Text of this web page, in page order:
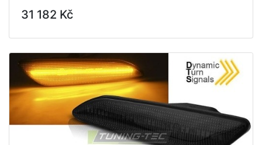
31 182 Kč